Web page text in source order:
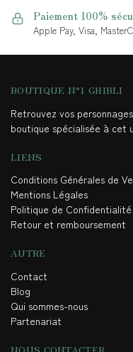
Paiement 100%
Apple Pay, Visa,
BOUTIQUE N°1 GHIBLI
Retrouvez vos
boutique spécialisée à cet
LIENS
Conditions Générales de
Mentions Légales
Politique de Confidentialité
Retour et remboursement
AUTRE
Contact
Blog
Qui sommes-nous
Partenariat